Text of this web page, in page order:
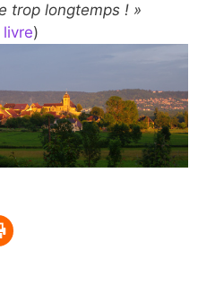
trop longtemps ! »
livre)